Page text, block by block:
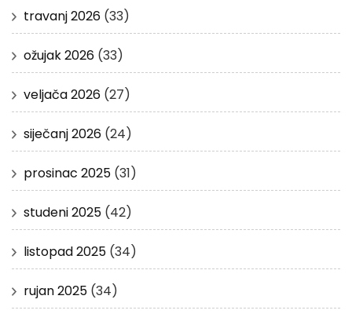
travanj 2026 (33)
ožujak 2026 (33)
veljača 2026 (27)
siječanj 2026 (24)
prosinac 2025 (31)
studeni 2025 (42)
listopad 2025 (34)
rujan 2025 (34)